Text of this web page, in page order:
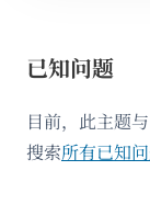
已知问题
目前，此主题
搜索所有已知